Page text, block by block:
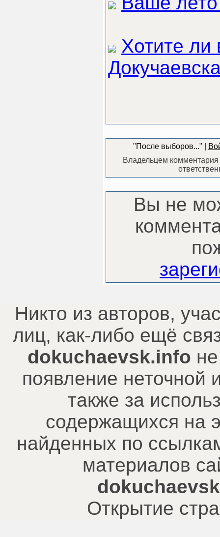
Хотите ли
"После выборов..." |
Владельцем
Вы не
Никто из авторов,
лиц, как-либо ещё
dokuchaevsk.info
появление
также за
содержащихся на
найденных по
материалов
Открытие